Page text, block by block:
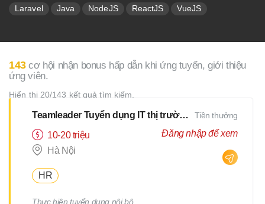
Laravel Java NodeJS ReactJS VueJS
143cơ hội nhận bonus hấp dẫn khi ứng tuyển, giới thiệu
ứng viên.
Hiển thị 20/143 kết quả tìm kiếm.
Teamleader Tuyển dụng IT thị trường Nhật
10-20 triệu
Hà Nội
HR
Thực hiện tuyển dụng nội bộ
Tiền thưởng
Đăng nhập để xem